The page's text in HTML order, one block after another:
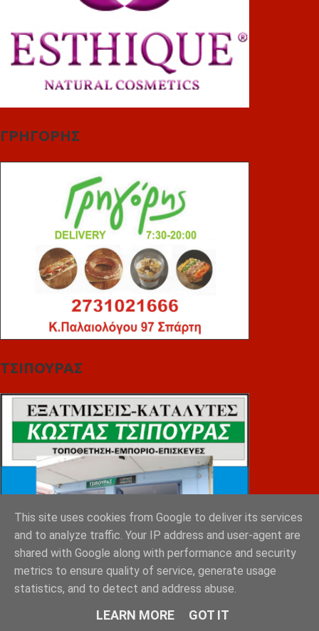
ΓΡΗΓΟΡΗΣ
ΤΣΙΠΟΥΡΑΣ
This site uses cookies from Google to deliver its services
and to analyze traffic. Your IP address and user-agent are
shared with Google along with performance and security
metrics to ensure quality of service, generate usage
statistics, and to detect and address abuse.
LEARN MORE GOT IT